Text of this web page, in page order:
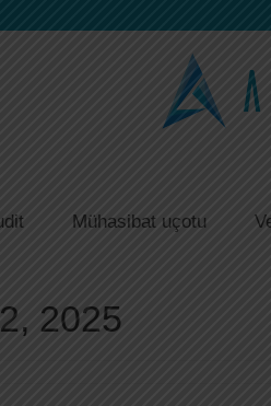
Mühasibat uçotu
2025